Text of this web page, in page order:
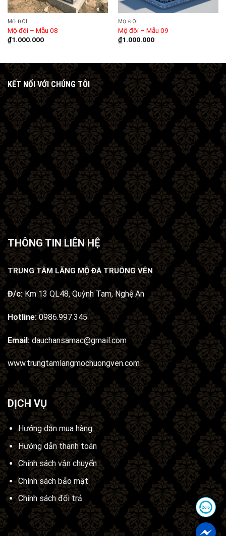
MỘ ĐÔI
Mộ đôi – Mẫu 08
₫1.000.000
MỘ ĐÔI
Mộ đôi – Mẫu 09
₫1.000.000
KẾT NỐI VỚI CHÚNG TÔI
THÔNG TIN LIÊN HỆ
TRUNG TÂM LĂNG MỘ ĐÁ TRUÔNG VÊN
Đ/c:Km 13 QL48, Quỳnh Tam, Nghệ An
Hotline: 0986.997.345
Email: dauchansamac@gmail.com
www.trungtamlangmochuongven.com
DỊCH VỤ
Hướng dẫn mua hàng
Hướng dẫn thanh toán
Chính sách vận chuyển
Chính sách bảo mật
Chính sách đổi trả